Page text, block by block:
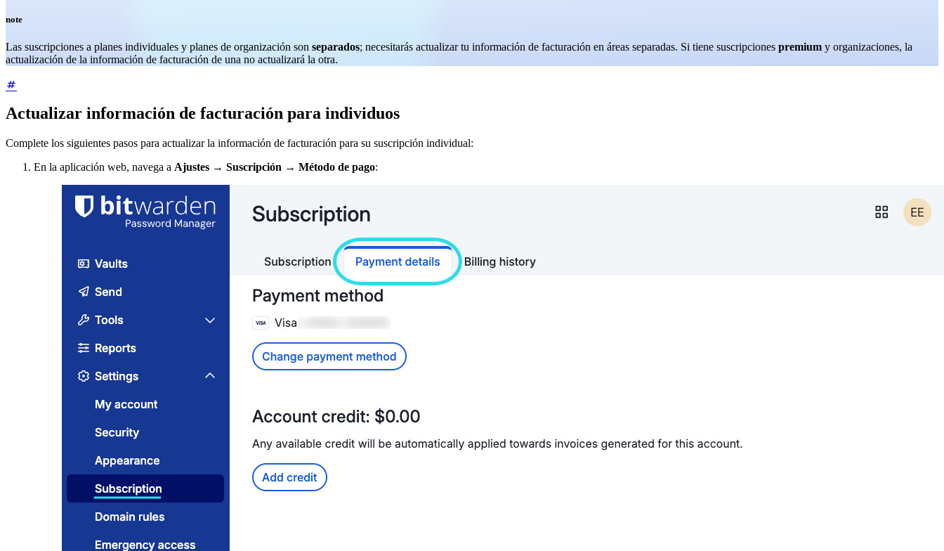
note
Las suscripciones a planes individuales y planes de organización son separados; necesitarás actualizar tu información de facturación en áreas separadas. Si tiene suscripciones premium y organizaciones, la
actualización de la información de facturación de una no actualizará la otra.
Actualizar información de facturación para individuos
Complete los siguientes pasos para actualizar la información de facturación para su suscripción individual:
En la aplicación web, navega a Ajustes → Suscripción → Método de pago: